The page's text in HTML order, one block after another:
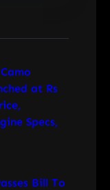
at Rs
Specs,
Bill To